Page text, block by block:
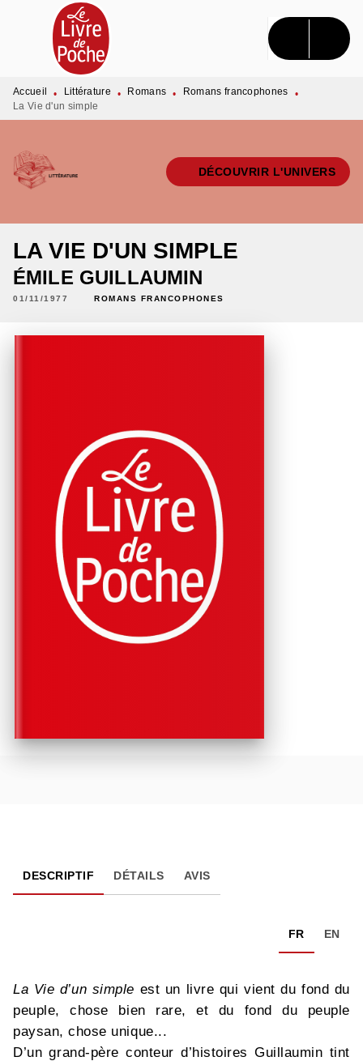
MENU RECHERCHE CONTENU
PIED DE PAGE
Accueil • Littérature • Romans • Romans francophones
•
La Vie d'un simple
DÉCOUVRIR L'UNIVERS
LA VIE D'UN SIMPLE
ÉMILE GUILLAUMIN
01/11/1977 ROMANS FRANCOPHONES
DESCRIPTIF DÉTAILS AVIS
FR EN
La Vie d’un simple est un livre qui vient du fond du
peuple, chose bien rare, et du fond du peuple
paysan, chose unique...
D’un grand-père conteur d’histoires Guillaumin tint